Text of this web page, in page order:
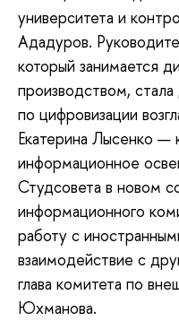
университета и
Ададуров.
который занимается
производством,
по цифровизации
Екатерина Лысенко
информационное
Студсовета в новом
информационного
работу с
взаимодействие с
глава комитета по
Юхманова.